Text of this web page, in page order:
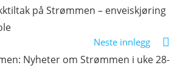
på Strømmen – enveiskjøring
Neste innlegg
Nyheter om Strømmen i uke 28-